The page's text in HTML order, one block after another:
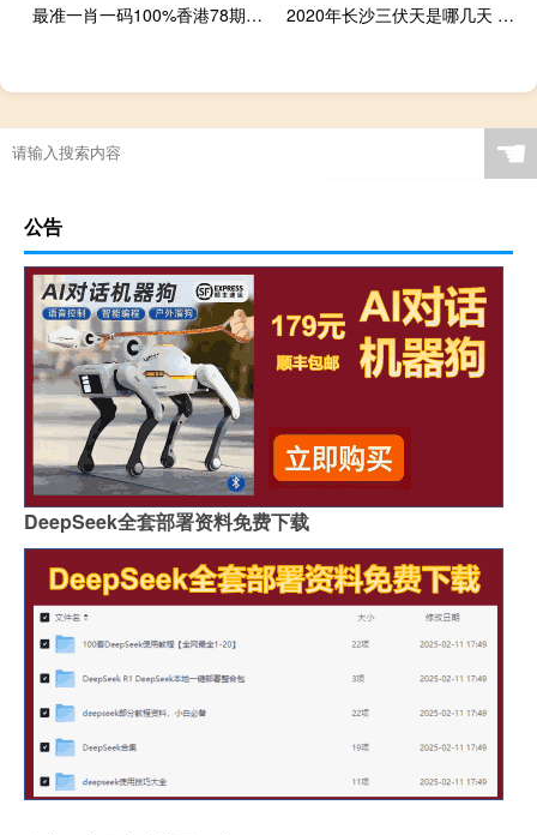
最准一肖一码100%香港78期--精选作答解释落实--安卓版826.964
2020年长沙三伏天是哪几天 初伏是几月几日2020年
☚
公告
DeepSeek全套部署资料免费下载